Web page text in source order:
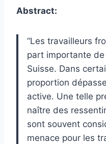
Abstract:
“Les travailleurs
part importante
Suisse. Dans
proportion
active. Une telle
naître des
sont souvent
menace pour les